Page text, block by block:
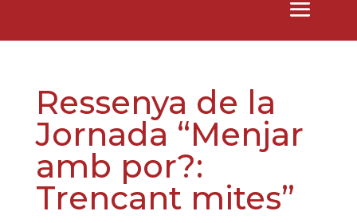
Ressenya de la
Jornada “Menjar
amb por?:
Trencant mites”